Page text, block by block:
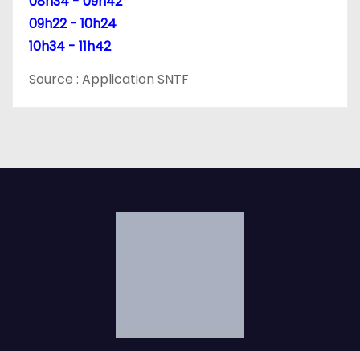
09h22 - 10h24
10h34 - 11h42
Source : Application SNTF